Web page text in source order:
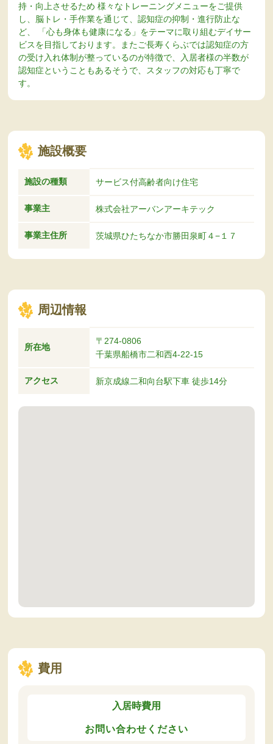
持・向上させるため 様々なトレーニングメニューをご提供
し、脳トレ・手作業を通じて、認知症の抑制・進行防止な
ど、 「心も身体も健康になる」をテーマに取り組むデイサー
ビスを目指しております。またご長寿くらぶでは認知症の方
の受け入れ体制が整っているのが特徴で、入居者様の半数が
認知症ということもあるそうで、スタッフの対応も丁寧で
す。
施設概要
施設の種類 サービス付高齢者向け住宅
事業主 株式会社アーバンアーキテック
事業主住所 茨城県ひたちなか市勝田泉町４−１７
周辺情報
所在地
〒274-0806
千葉県船橋市二和西4-22-15
アクセス 新京成線二和向台駅下車 徒歩14分
費用
入居時費用
お問い合わせください